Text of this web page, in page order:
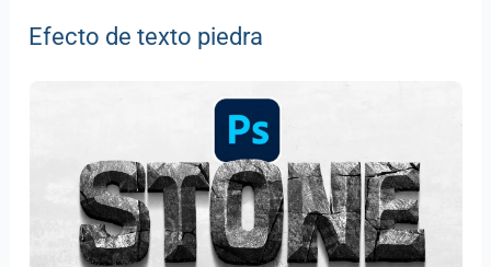
Efecto de texto piedra